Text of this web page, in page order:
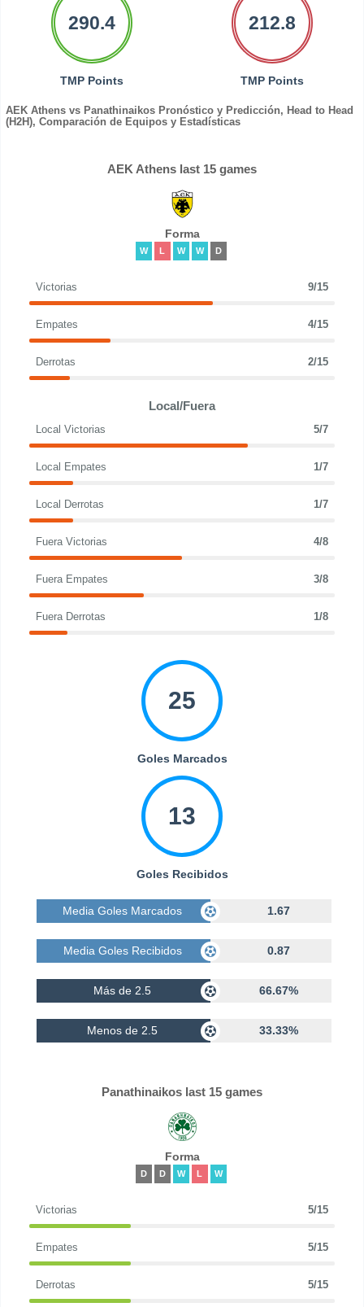
290.4
TMP Points
212.8
TMP Points
AEK Athens vs Panathinaikos Pronóstico y Predicción, Head to Head
(H2H), Comparación de Equipos y Estadísticas
AEK Athens last 15 games
Forma
W L W W D
Victorias 9/15
Empates 4/15
Derrotas 2/15
Local/Fuera
Local Victorias 5/7
Local Empates 1/7
Local Derrotas 1/7
Fuera Victorias 4/8
Fuera Empates 3/8
Fuera Derrotas 1/8
25
Goles Marcados
13
Goles Recibidos
Media Goles Marcados 1.67
Media Goles Recibidos 0.87
Más de 2.5 66.67%
Menos de 2.5 33.33%
Panathinaikos last 15 games
Forma
D D W L W
Victorias 5/15
Empates 5/15
Derrotas 5/15